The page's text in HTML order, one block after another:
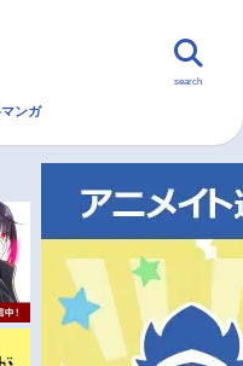
無料マンガ
search
ンガ